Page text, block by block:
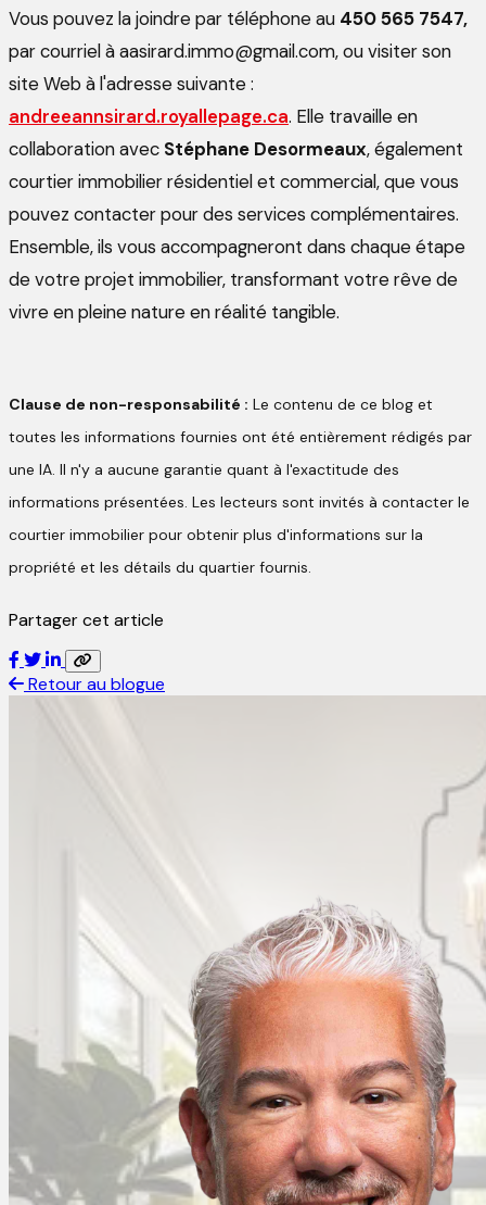
Vous pouvez la joindre par téléphone au 450 565 7547,
par courriel à aasirard.immo@gmail.com, ou visiter son
site Web à l'adresse suivante :
andreeannsirard.royallepage.ca. Elle travaille en
collaboration avec Stéphane Desormeaux, également
courtier immobilier résidentiel et commercial, que vous
pouvez contacter pour des services complémentaires.
Ensemble, ils vous accompagneront dans chaque étape
de votre projet immobilier, transformant votre rêve de
vivre en pleine nature en réalité tangible.
Clause de non-responsabilité : Le contenu de ce blog et
toutes les informations fournies ont été entièrement rédigés par
une IA. Il n'y a aucune garantie quant à l'exactitude des
informations présentées. Les lecteurs sont invités à contacter le
courtier immobilier pour obtenir plus d'informations sur la
propriété et les détails du quartier fournis.
Partager cet article
Retour au blogue